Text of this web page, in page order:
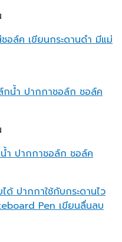
ล์ค เขียนกระดานดำ มีแม่
ำ ปากกาชอล์ก ชอล์ค